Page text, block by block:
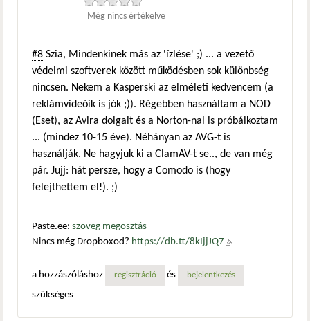
Még nincs értékelve
#8 Szia, Mindenkinek más az 'ízlése' ;) ... a vezető
védelmi szoftverek között működésben sok különbség
nincsen. Nekem a Kasperski az elméleti kedvencem (a
reklámvideóik is jók ;)). Régebben használtam a NOD
(Eset), az Avira dolgait és a Norton-nal is próbálkoztam
... (mindez 10-15 éve). Néhányan az AVG-t is
használják. Ne hagyjuk ki a ClamAV-t se.., de van még
pár. Jujj: hát persze, hogy a Comodo is (hogy
felejthettem el!). ;)
Paste.ee: szöveg megosztás
Nincs még Dropboxod? https://db.tt/8kIjjJQ7 (külső
a hozzászóláshoz
regisztráció és bejelentkezés
szükséges